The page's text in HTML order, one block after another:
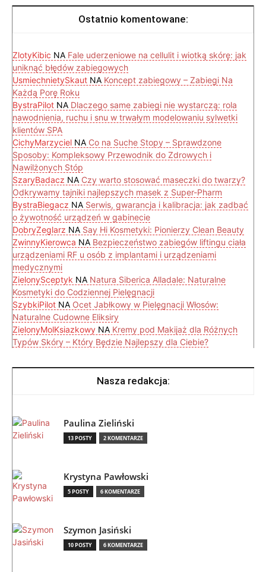
Ostatnio komentowane:
ZlotyKibic NA Fale uderzeniowe na cellulit i wiotką skórę: jak
uniknąć błędów zabiegowych
UsmiechnietySkaut NA Koncept zabiegowy – Zabiegi Na
Każdą Porę Roku
BystraPilot NA Dlaczego same zabiegi nie wystarczą: rola
nawodnienia, ruchu i snu w trwałym modelowaniu sylwetki
klientów SPA
CichyMarzyciel NA Co na Suche Stopy – Sprawdzone
Sposoby: Kompleksowy Przewodnik do Zdrowych i
Nawilżonych Stóp
SzaryBadacz NA Czy warto stosować maseczki do twarzy?
Odkrywamy tajniki najlepszych masek z Super-Pharm
BystraBiegacz NA Serwis, gwarancja i kalibracja: jak zadbać
o żywotność urządzeń w gabinecie
DobryZeglarz NA Say Hi Kosmetyki: Pionierzy Clean Beauty
ZwinnyKierowca NA Bezpieczeństwo zabiegów liftingu ciała
urządzeniami RF u osób z implantami i urządzeniami
medycznymi
ZielonySceptyk NA Natura Siberica Alladale: Naturalne
Kosmetyki do Codziennej Pielęgnacji
SzybkiPilot NA Ocet Jabłkowy w Pielęgnacji Włosów:
Naturalne Cudowne Eliksiry
ZielonyMolKsiazkowy NA Kremy pod Makijaż dla Różnych
Typów Skóry – Który Będzie Najlepszy dla Ciebie?
Nasza redakcja:
Paulina Zieliński
13 POSTY 2 KOMENTARZE
Krystyna Pawłowski
5 POSTY 6 KOMENTARZE
Szymon Jasiński
10 POSTY 6 KOMENTARZE